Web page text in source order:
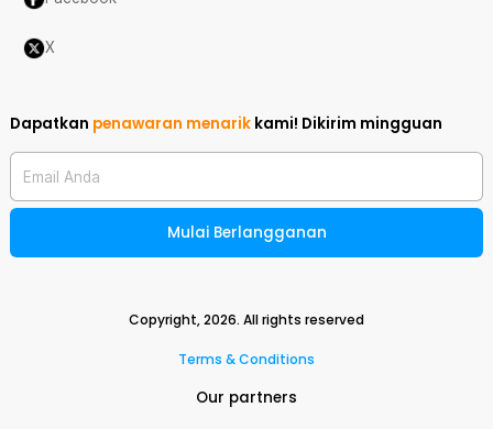
X
Dapatkan penawaran menarik kami! Dikirim mingguan
Email Anda
Mulai Berlangganan
Copyright,2026. All rights reserved
Terms & Conditions
Our partners